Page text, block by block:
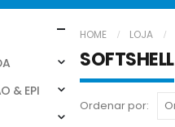
HOME LOJA
SOFTSHELL
Ordenar por:
& EPI